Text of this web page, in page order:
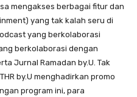
mengakses berbagai fitur dan
yang tak kalah seru di
yang berkolaborasi
berkolaborasi dengan
Jurnal Ramadan by.U. Tak
by.U menghadirkan promo
program ini, para